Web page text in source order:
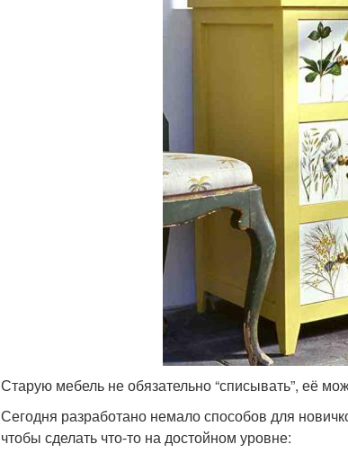
Старую мебель не обязательно “списывать”, её
Сегодня разработано немало способов для
чтобы сделать что-то на достойном уровне: